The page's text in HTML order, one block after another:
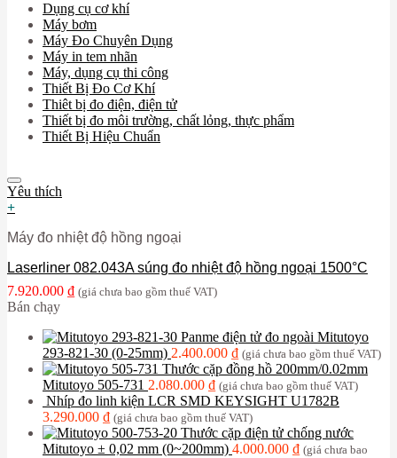
Dụng cụ cơ khí
Máy bơm
Máy Đo Chuyên Dụng
Máy in tem nhãn
Máy, dụng cụ thi công
Thiết Bị Đo Cơ Khí
Thiêt bị đo điện, điện tử
Thiết bị đo môi trường, chất lỏng, thực phẩm
Thiết Bị Hiệu Chuẩn
Yêu thích
+
Máy đo nhiệt độ hồng ngoại
Laserliner 082.043A súng đo nhiệt độ hồng ngoại 1500°C
7.920.000 ₫ (giá chưa bao gồm thuế VAT)
Bán chạy
Panme điện tử đo ngoài Mitutoyo
293-821-30 (0-25mm) 2.400.000 ₫ (giá chưa bao gồm thuế VAT)
Thước cặp đồng hồ 200mm/0.02mm
Mitutoyo 505-731 2.080.000 ₫ (giá chưa bao gồm thuế VAT)
Nhíp đo linh kiện LCR SMD KEYSIGHT U1782B
3.290.000 ₫ (giá chưa bao gồm thuế VAT)
Thước cặp điện tử chống nước
Mitutoyo ± 0,02 mm (0~200mm) 4.000.000 ₫ (giá chưa bao